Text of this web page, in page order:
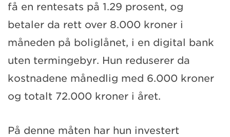
få en rentesats på 1.29 prosent, og
betaler da rett over 8.000 kroner i
måneden på boliglånet, i en digital bank
uten termingebyr. Hun reduserer da
kostnadene månedlig med 6.000 kroner
og totalt 72.000 kroner i året.
På denne måten har hun investert